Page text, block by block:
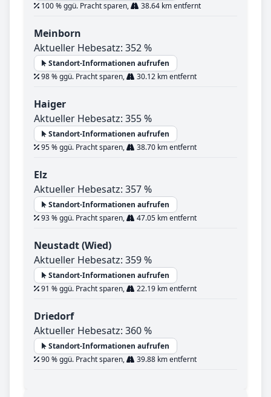
100 % ggü. Pracht sparen,
38.64 km entfernt
Meinborn
Aktueller Hebesatz: 352 %
Standort-Informationen aufrufen
98 % ggü. Pracht sparen,
30.12 km entfernt
Haiger
Aktueller Hebesatz: 355 %
Standort-Informationen aufrufen
95 % ggü. Pracht sparen,
38.70 km entfernt
Elz
Aktueller Hebesatz: 357 %
Standort-Informationen aufrufen
93 % ggü. Pracht sparen,
47.05 km entfernt
Neustadt (Wied)
Aktueller Hebesatz: 359 %
Standort-Informationen aufrufen
91 % ggü. Pracht sparen,
22.19 km entfernt
Driedorf
Aktueller Hebesatz: 360 %
Standort-Informationen aufrufen
90 % ggü. Pracht sparen,
39.88 km entfernt